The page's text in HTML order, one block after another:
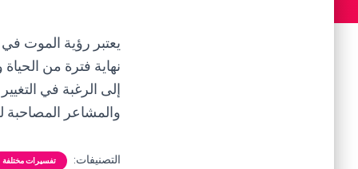
يعتبر رؤية الموت
نهاية فترة من
إلى الرغبة في
والمشاعر المصاحبة
التصنيفات: تفسيرات مختلفة